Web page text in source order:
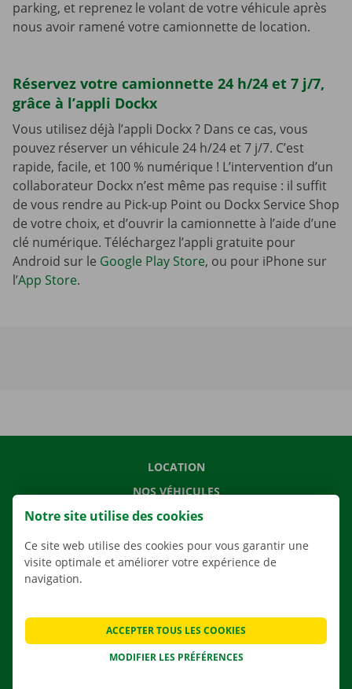
parking, et reprenez le volant de votre véhicule après
nous avoir ramené votre camionnette de location.
Réservez votre camionnette 24 h/24 et 7 j/7,
grâce à l’appli Dockx
Vous utilisez déjà l’appli Dockx ? Dans ce cas, vous
pouvez réserver un véhicule 24 h/24 et 7 j/7. C’est
rapide, facile, et 100 % numérique ! L’intervention d’un
collaborateur Dockx n’est même pas requise : il suffit
de vous rendre au Pick-up Point ou Dockx Service Shop
de votre choix, et d’ouvrir la camionnette à l’aide d’une
clé numérique. Téléchargez l’appli gratuite pour
Android sur le Google Play Store, ou pour iPhone sur
l’App Store.
LOCATION
NOS VÉHICULES
NOS SERVICES
AGENCES
APPLI
CONTACTEZ NOUS
Notre site utilise des cookies
Ce site web utilise des cookies pour vous garantir une
visite optimale et améliorer votre expérience de
navigation.
MODIFIER LES PRÉFÉRENCES
ACCEPTER TOUS LES COOKIES